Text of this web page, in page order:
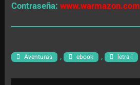
Contraseña:www.warmazon.com
Aventuras , ebook , letra-l